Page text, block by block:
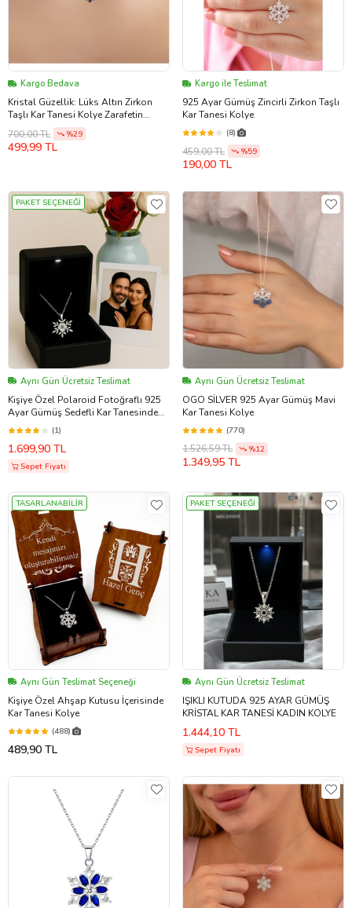
Kargo Bedava
Kristal Güzellik: Lüks Altın Zirkon
Taşlı Kar Tanesi Kolye Zarafetin
Simgesi Anti Alerjik Hediyelik
Aksesuar Takı Sade Moda Trend
Güzel Şık Zarif Retro Kombine
Arkadaşa Dosta Hediye
700,00 TL %29
499,99 TL
Kargo ile Teslimat
925 Ayar Gümüş Zincirli Zirkon Taşlı
Kar Tanesi Kolye
(8)
459,00 TL %59
190,00 TL
PAKET SEÇENEĞİ
Aynı Gün Ücretsiz Teslimat
Kişiye Özel Polaroid Fotoğraflı 925
Ayar Gümüş Sedefli Kar Tanesinde
Açan Manolya Kadın Kolye
(1)
1.699,90 TL
Sepet Fiyatı
Aynı Gün Ücretsiz Teslimat
OGO SİLVER 925 Ayar Gümüş Mavi
Kar Tanesi Kolye
(770)
1.526,59 TL %12
1.349,95 TL
TASARLANABİLİR
Aynı Gün Teslimat Seçeneği
Kişiye Özel Ahşap Kutusu İçerisinde
Kar Tanesi Kolye
(488)
489,90 TL
PAKET SEÇENEĞİ
Aynı Gün Ücretsiz Teslimat
IŞIKLI KUTUDA 925 AYAR GÜMÜŞ
KRİSTAL KAR TANESİ KADIN KOLYE
1.444,10 TL
Sepet Fiyatı